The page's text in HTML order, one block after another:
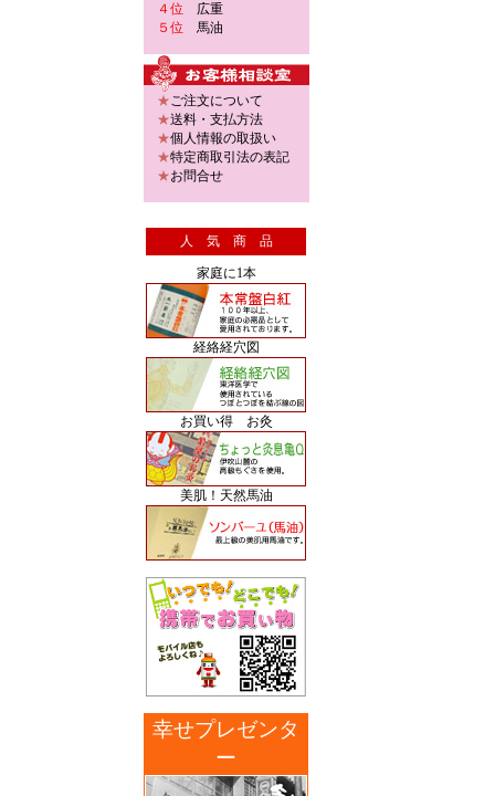
４位
広重
５位
馬油
★ご注文について
★送料・支払方法
★個人情報の取扱い
★特定商取引法の表記
★お問合せ
人 気 商 品
家庭に1本
経絡経穴図
お買い得 お灸
美肌！天然馬油
幸せプレゼンタ
ー